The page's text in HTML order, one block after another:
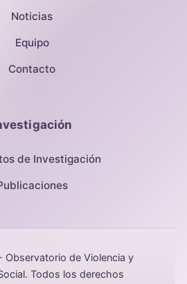
Noticias
Equipo
Contacto
de Investigación
Observatorio de Violencia y
Todos los derechos